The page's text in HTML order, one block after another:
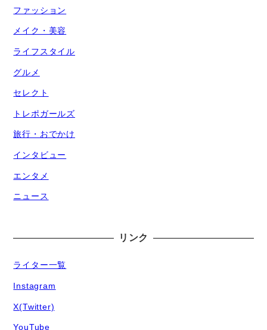
ファッション
メイク・美容
ライフスタイル
グルメ
セレクト
トレポガールズ
旅行・おでかけ
インタビュー
エンタメ
ニュース
リンク
ライター一覧
Instagram
X(Twitter)
YouTube